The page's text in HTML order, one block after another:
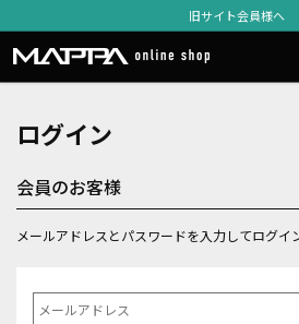
旧サイト会員様へ
ログイン
会員のお客様
メールアドレスとパスワードを入力してログイ